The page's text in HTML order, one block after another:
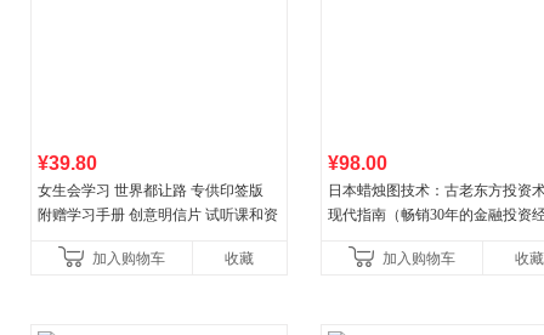
¥39.80
女生会学习 世界都让路 专供印签版
附赠学习手册 创意明信片 试听课和资
加入购物车
收藏
¥98.00
日本蜡烛图技术：古老东方投资
现代指南（畅销30年的金融投资
《财富》重磅推荐！知名金
加入购物车 收藏